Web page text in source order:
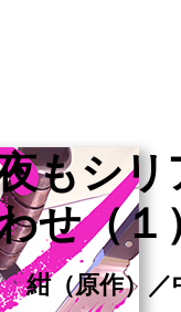
もシリ
せ（１
紺（原作）／